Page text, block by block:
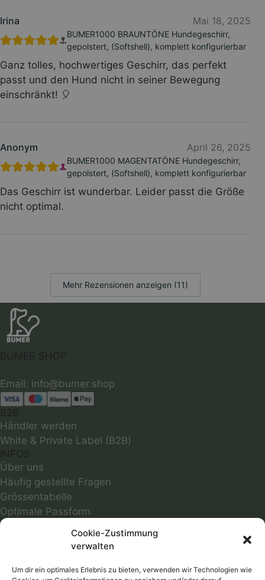
Cookie-Zustimmung
verwalten
Um dir ein optimales Erlebnis zu bieten, verwenden wir Technologien wie
Irina Mai 18, 2025
BUMER1000 BRAUNTÖNE Hundegeschirr,
gepolstert, (Softshell), komplett konfigurierbar
Ganz tolles, hochwertiges Geschirr, das perfekt
passt und den Hund nicht in seiner Bewegung
einschränkt! 🎈
Anonym April 26, 2025
BUMER1000 MAGENTATÖNE Hundegeschirr,
gepolstert, (Softshell), komplett konfigurierbar
Das Geschirr ist wunderbar. Leider passt die Größe
nicht optimal.
Mehr Rezensionen anzeigen (11)
Händler werden
White & Private Label (B2B)
Über uns
Häufig gestellte Fragen
Grössentabelle
Optimale Passform
Infos zu Materialien
Reparaturservice